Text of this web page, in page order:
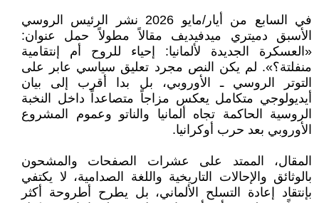
في السابع من أيار/مايو 2026 نشر الرئيس الروسي
الأسبق دميتري ميدفيديف مقالاً مطولاً حمل عنوان:
«العسكرة الجديدة لألمانيا: إحياء للروح أم إنتقامية
منفلتة؟». لم يكن النص مجرد تعليق سياسي عابر على
التوتر الروسي ـ الأوروبي، بل بدا أقرب إلى بيان
أيديولوجي متكامل يعكس مزاجاً متصاعداً داخل النخبة
الروسية الحاكمة تجاه ألمانيا والناتو وعموم المشروع
الأوروبي بعد حرب أوكرانيا.
المقال، الممتد على عشرات الصفحات والمشحون
بالوثائق والإحالات التاريخية واللغة الصدامية، لا يكتفي
بإنتقاد إعادة التسلح الألماني، بل يطرح أطروحة أكثر